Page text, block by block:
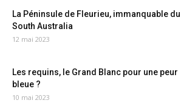
La Péninsule de Fleurieu, immanquable du
South Australia
12 mai 2023
Les requins, le Grand Blanc pour une peur
bleue ?
10 mai 2023